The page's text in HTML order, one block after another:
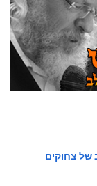
של צחוקים